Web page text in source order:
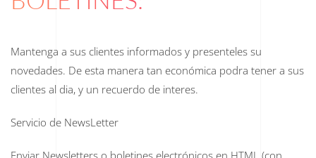
Mantenga a sus clientes informados y presenteles su
novedades. De esta manera tan económica podra tener a sus
clientes al dia, y un recuerdo de interes.
Servicio de NewsLetter